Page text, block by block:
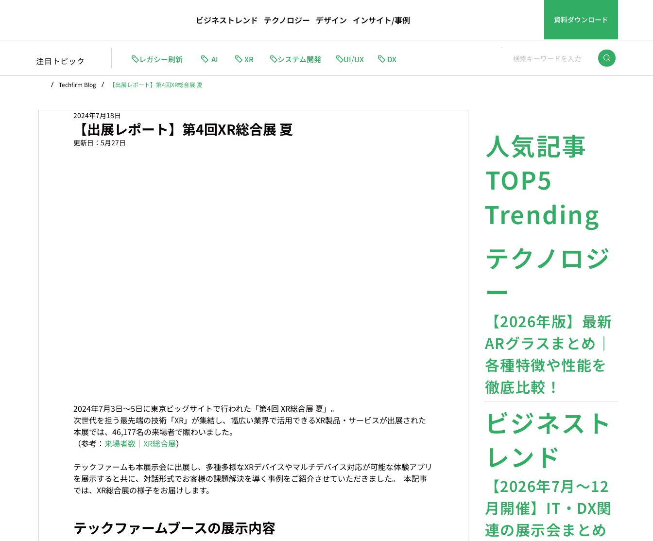
資料ダウンロード
ビジネストレンド テクノロジー デザイン インサイト/事例
注目トピック レガシー刷新 AI XR システム開発 UI/UX DX
/ Techfirm Blog / 【出展レポート】第4回XR総合展 夏
【出展レポート】第4回XR総合展 夏
2024年7月18日
更新日：5月27日
2024年7月3日〜5日に東京ビッグサイトで行われた「第4回 XR総合展 夏」。
次世代を担う最先端の技術「XR」が集結し、幅広い業界で活用できるXR製品・サービスが出展された
本展では、46,177名の来場者で賑わいました。
（参考： 来場者数｜XR総合展）
テックファームも本展示会に出展し、多種多様なXRデバイスやマルチデバイス対応が可能な体験アプリ
を展示すると共に、対話形式でお客様の課題解決を導く事例をご紹介させていただきました。  本記事
では、XR総合展の様子をお届けします。
テックファームブースの展示内容
人気記事
TOP5
Trending
テクノロジ
ー
【2026年版】最新
ARグラスまとめ｜
各種特徴や性能を
徹底比較！
ビジネスト
レンド
【2026年7月〜12
月開催】IT・DX関
連の展示会まとめ